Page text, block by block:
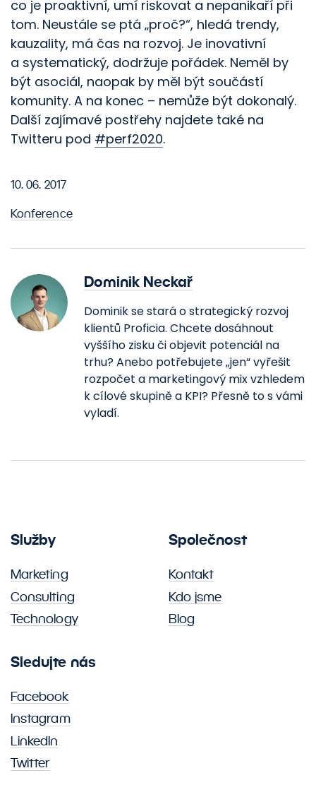
co je proaktivní, umí riskovat a nepanikaří při
tom. Neustále se ptá „proč?“, hledá trendy,
kauzality, má čas na rozvoj. Je inovativní
a systematický, dodržuje pořádek. Neměl by
být asociál, naopak by měl být součástí
komunity. A na konec – nemůže být dokonalý.
Další zajímavé postřehy najdete také na
Twitteru pod #perf2020.
Konference
10. 06. 2017
Dominik Neckař
Dominik se stará o strategický rozvoj
klientů Proficia. Chcete dosáhnout
vyššího zisku či objevit potenciál na
trhu? Anebo potřebujete „jen“ vyřešit
rozpočet a marketingový mix vzhledem
k cílové skupině a KPI? Přesně to s vámi
vyladí.
Služby
Marketing
Consulting
Technology
Společnost
Kontakt
Kdo jsme
Blog
Sledujte nás
Facebook
Instagram
LinkedIn
Twitter